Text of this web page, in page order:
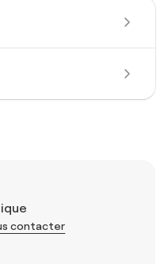
contacter